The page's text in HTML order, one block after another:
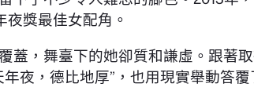
獎最佳女配角。
蓋，舞臺下的她卻質和謙虛。跟著
夜，德比地厚”，也用現實舉動答